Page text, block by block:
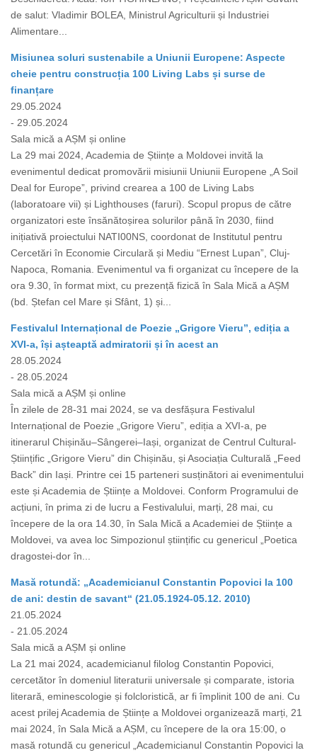
de salut: Vladimir BOLEA, Ministrul Agriculturii și Industriei
Alimentare...
Misiunea soluri sustenabile a Uniunii Europene: Aspecte
cheie pentru construcția 100 Living Labs și surse de
finanțare
29.05.2024
- 29.05.2024
Sala mică a AȘM și online
La 29 mai 2024, Academia de Științe a Moldovei invită la
evenimentul dedicat promovării misiunii Uniunii Europene „A Soil
Deal for Europe”, privind crearea a 100 de Living Labs
(laboratoare vii) și Lighthouses (faruri). Scopul propus de către
organizatori este însănătoșirea solurilor până în 2030, fiind
inițiativă proiectului NATI00NS, coordonat de Institutul pentru
Cercetări în Economie Circulară și Mediu “Ernest Lupan”, Cluj-
Napoca, Romania. Evenimentul va fi organizat cu începere de la
ora 9.30, în format mixt, cu prezență fizică în Sala Mică a AȘM
(bd. Ștefan cel Mare și Sfânt, 1) și...
Festivalul Internațional de Poezie „Grigore Vieru”, ediția a
XVI-a, își așteaptă admiratorii și în acest an
28.05.2024
- 28.05.2024
Sala mică a AȘM și online
În zilele de 28-31 mai 2024, se va desfășura Festivalul
Internațional de Poezie „Grigore Vieru”, ediția a XVI-a, pe
itinerarul Chișinău–Sângerei–Iași, organizat de Centrul Cultural-
Științific „Grigore Vieru” din Chișinău, și Asociația Culturală „Feed
Back” din Iași. Printre cei 15 parteneri susținători ai evenimentului
este și Academia de Științe a Moldovei. Conform Programului de
acțiuni, în prima zi de lucru a Festivalului, marți, 28 mai, cu
începere de la ora 14.30, în Sala Mică a Academiei de Științe a
Moldovei, va avea loc Simpozionul științific cu genericul „Poetica
dragostei-dor în...
Masă rotundă: „Academicianul Constantin Popovici la 100
de ani: destin de savant“ (21.05.1924-05.12. 2010)
21.05.2024
- 21.05.2024
Sala mică a AȘM și online
La 21 mai 2024, academicianul filolog Constantin Popovici,
cercetător în domeniul literaturii universale și comparate, istoria
literară, eminescologie și folcloristică, ar fi împlinit 100 de ani. Cu
acest prilej Academia de Științe a Moldovei organizează marți, 21
mai 2024, în Sala Mică a AȘM, cu începere de la ora 15:00, o
masă rotundă cu genericul „Academicianul Constantin Popovici la